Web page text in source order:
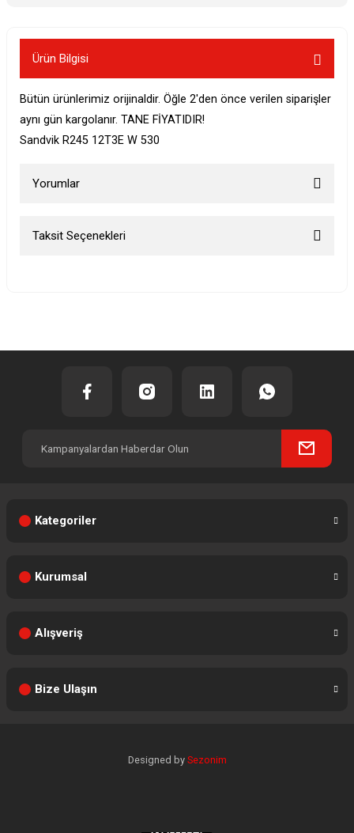
Ürün Bilgisi
Bütün ürünlerimiz orijinaldir. Öğle 2'den önce verilen siparişler
aynı gün kargolanır. TANE FİYATIDIR!
Sandvik R245 12T3E W 530
Yorumlar
Taksit Seçenekleri
Kategoriler
Kurumsal
Alışveriş
Bize Ulaşın
Designed by Sezonim